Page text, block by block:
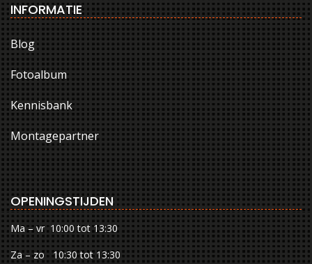
INFORMATIE
Blog
Fotoalbum
Kennisbank
Montagepartner
OPENINGSTIJDEN
Ma – vr 10:00 tot 13:30
Za – zo 10:30 tot 13:30